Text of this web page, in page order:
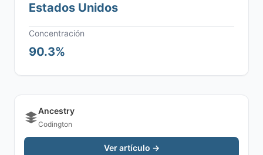
Estados Unidos
Concentración
90.3%
Ancestry
Codington
Ver artículo →